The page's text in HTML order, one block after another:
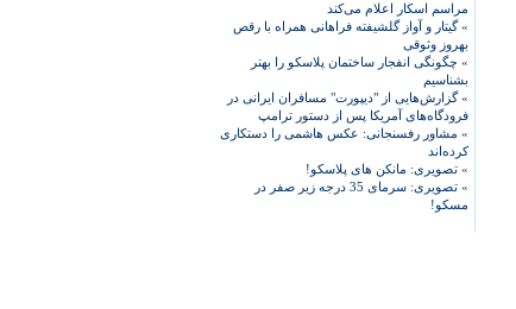
مراسم اسکار اعلام می‌کند
»گیتار و آواز گلشیفته فراهانی همراه با رقص
بهروز وثوقی
» چگونگی انفجار ساختمان پلاسکو را بهتر
بشناسیم
»گزارش‌هایی از "دیپورت" مسافران ایرانی در
فرودگاه‌های آمریکا پس از دستور ترامپ
» مشاور رفسنجانی: عکس هاشمی را دستکاری
کرده‌اند
» تصویری: مانکن های پلاسکو!
»
تصویری: سرمای 35 درجه زیر صفر در
مسکو!